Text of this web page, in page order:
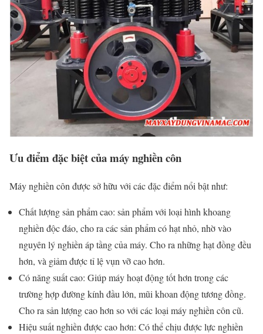
Ưu điểm đặc biệt của máy nghiền côn
Máy nghiền côn được sở hữu với các đặc điểm nổi bật như:
Chất lượng sản phẩm cao: sản phẩm với loại hình khoang
nghiền độc đáo, cho ra các sản phẩm có hạt nhỏ, nhờ vào
nguyên lý nghiền áp tầng của máy. Cho ra những hạt đồng đều
hơn, và giảm được tỉ lệ vụn vỡ cao hơn.
Có năng suất cao: Giúp máy hoạt động tốt hơn trong các
trường hợp đường kính đầu lớn, mũi khoan động tương đồng.
Cho ra sản lượng cao hơn so với các loại máy nghiền côn cũ.
Hiệu suất nghiền được cao hơn: Có thể chịu được lực nghiền